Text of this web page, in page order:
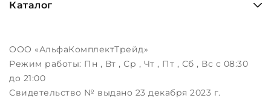
Каталог
ООО «АльфаКомплектТрейд»
Режим работы: Пн , Вт , Ср , Чт , Пт , Сб , Вс c 08:30
до 21:00
Свидетельство № выдано 23 декабря 2023 г.